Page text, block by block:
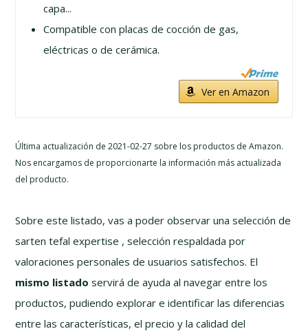
capa...
Compatible con placas de cocción de gas,
eléctricas o de cerámica.
Ver en Amazon
Última actualización de 2021-02-27 sobre los productos de Amazon.
Nos encargamos de proporcionarte la información más actualizada
del producto.
Sobre este listado, vas a poder observar una selección de
sarten tefal expertise , selección respaldada por
valoraciones personales de usuarios satisfechos. El
mismo listado servirá de ayuda al navegar entre los
productos, pudiendo explorar e identificar las diferencias
entre las características, el precio y la calidad del